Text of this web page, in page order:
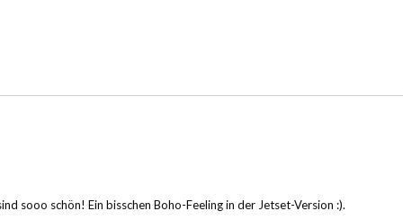
sooo schön! Ein bisschen Boho-Feeling in der Jetset-Version :).